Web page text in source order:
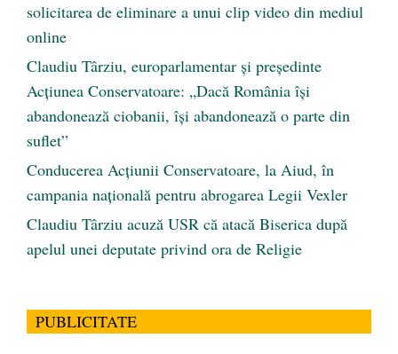
solicitarea de eliminare a unui clip video din mediul
online
Claudiu Târziu, europarlamentar și președinte
Acțiunea Conservatoare: „Dacă România își
abandonează ciobanii, își abandonează o parte din
suflet”
Conducerea Acțiunii Conservatoare, la Aiud, în
campania națională pentru abrogarea Legii Vexler
Claudiu Târziu acuză USR că atacă Biserica după
apelul unei deputate privind ora de Religie
PUBLICITATE